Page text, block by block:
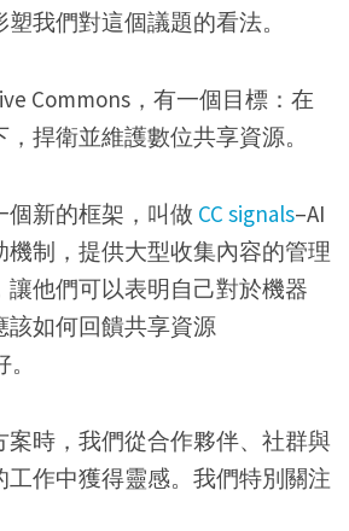
我們對這個議題的看法。
Commons，有一個目標：在
捍衛並維護數位共享資源。
新的框架，叫做 CC signals–AI
制，提供大型收集內容的管理
讓他們可以表明自己對於機器
該如何回饋共享資源
案時，我們從合作夥伴、社群與
工作中獲得靈感。我們特別關注